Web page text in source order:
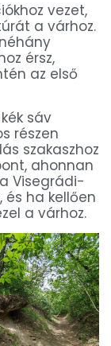
vezet,
a várhoz.
érsz,
az első
sáv
részen
szakaszhoz
ahonnan
Visegrádi-
ha kellően
a várhoz.